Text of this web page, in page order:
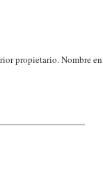
propietario. Nombre en